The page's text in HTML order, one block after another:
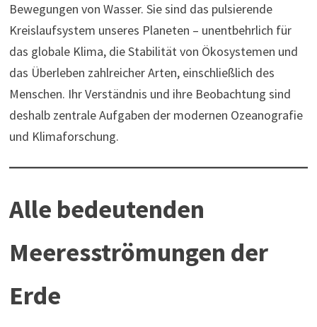
Bewegungen von Wasser. Sie sind das pulsierende
Kreislaufsystem unseres Planeten – unentbehrlich für
das globale Klima, die Stabilität von Ökosystemen und
das Überleben zahlreicher Arten, einschließlich des
Menschen. Ihr Verständnis und ihre Beobachtung sind
deshalb zentrale Aufgaben der modernen Ozeanografie
und Klimaforschung.
Alle bedeutenden
Meeresströmungen der
Erde